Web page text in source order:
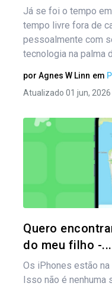
Já se foi o tempo
tempo livre fora de
pessoalmente com
tecnologia na palma
por Agnes W Linn em
Atualizado 01 jun, 2026
Quero
do meu filho -...
Os iPhones estão
Isso não é nenhuma